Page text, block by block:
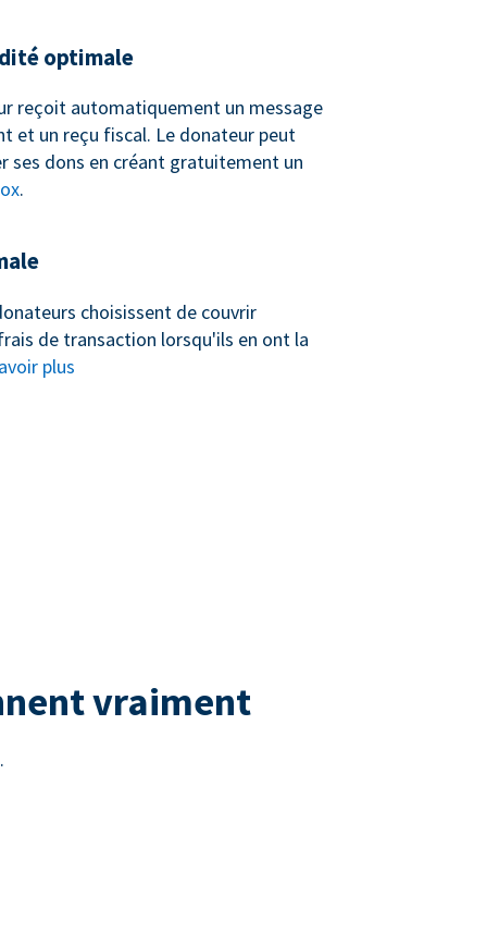
optimale
reçoit automatiquement un message
et un reçu fiscal. Le donateur peut
ses dons en créant gratuitement un
.
choisissent de couvrir
de transaction lorsqu'ils en ont la
plus
vraiment